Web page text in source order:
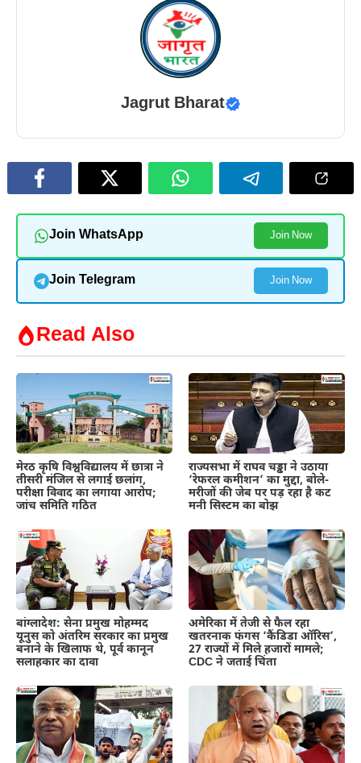
Jagrut Bharat
Join WhatsApp Join Now
Join Telegram Join Now
Read Also
मेरठ कृषि विश्वविद्यालय में छात्रा ने
तीसरी मंजिल से लगाई छलांग,
परीक्षा विवाद का लगाया आरोप;
जांच समिति गठित
राज्यसभा में राघव चड्ढा ने उठाया
‘रेफरल कमीशन’ का मुद्दा, बोले-
मरीजों की जेब पर पड़ रहा है कट
मनी सिस्टम का बोझ
बांग्लादेश: सेना प्रमुख मोहम्मद
यूनुस को अंतरिम सरकार का प्रमुख
बनाने के खिलाफ थे, पूर्व कानून
सलाहकार का दावा
अमेरिका में तेजी से फैल रहा
खतरनाक फंगस ‘कैंडिडा ऑरिस’,
27 राज्यों में मिले हजारों मामले;
CDC ने जताई चिंता